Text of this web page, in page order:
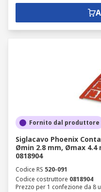
Fornito dal produttore
Siglacavo Phoenix
Ømin 2.8 mm, Ømax 4.4
0818904
Codice RS 520-091
Codice costruttore 0818904
Prezzo per 1 confezione da 8